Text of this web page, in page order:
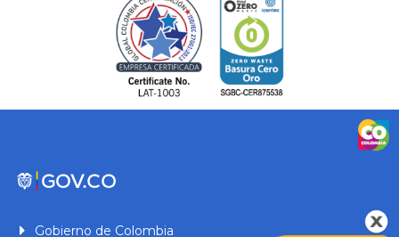
Gobierno de Colombia